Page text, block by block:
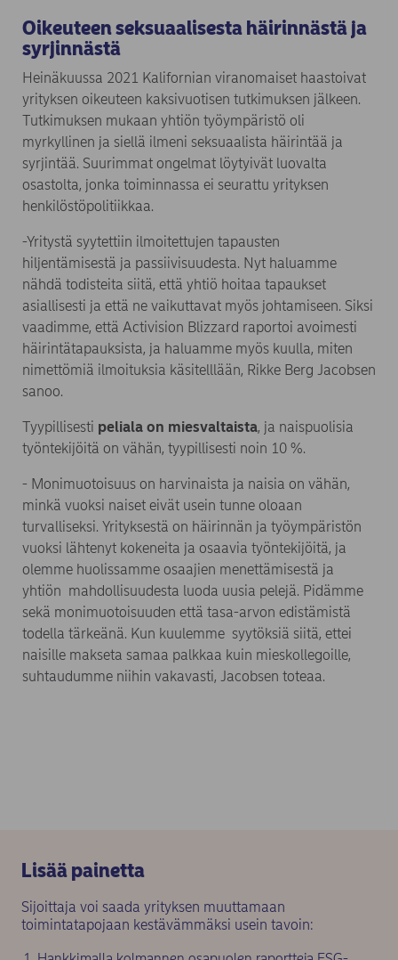
Oikeuteen seksuaalisesta häirinnästä ja
syrjinnästä
Heinäkuussa 2021 Kalifornian viranomaiset haastoivat
yrityksen oikeuteen kaksivuotisen tutkimuksen jälkeen.
Tutkimuksen mukaan yhtiön työympäristö oli
myrkyllinen ja siellä ilmeni seksuaalista häirintää ja
syrjintää. Suurimmat ongelmat löytyivät luovalta
osastolta, jonka toiminnassa ei seurattu yrityksen
henkilöstöpolitiikkaa.
-Yritystä syytettiin ilmoitettujen tapausten
hiljentämisestä ja passiivisuudesta. Nyt haluamme
nähdä todisteita siitä, että yhtiö hoitaa tapaukset
asiallisesti ja että ne vaikuttavat myös johtamiseen. Siksi
vaadimme, että Activision Blizzard raportoi avoimesti
häirintätapauksista, ja haluamme myös kuulla, miten
nimettömiä ilmoituksia käsitelllään, Rikke Berg Jacobsen
sanoo.
Tyypillisesti peliala on miesvaltaista, ja naispuolisia
työntekijöitä on vähän, tyypillisesti noin 10 %.
- Monimuotoisuus on harvinaista ja naisia ​​on vähän,
minkä vuoksi naiset eivät usein tunne oloaan
turvalliseksi. Yrityksestä on häirinnän ja työympäristön
vuoksi lähtenyt kokeneita ja osaavia työntekijöitä, ja
olemme huolissamme osaajien menettämisestä ja
yhtiön mahdollisuudesta luoda uusia pelejä. Pidämme
sekä monimuotoisuuden että tasa-arvon edistämistä
todella tärkeänä. Kun kuulemme syytöksiä siitä, ettei
naisille makseta samaa palkkaa kuin mieskollegoille,
suhtaudumme niihin vakavasti, Jacobsen toteaa.
Lisää painetta
Sijoittaja voi saada yrityksen muuttamaan
toimintatapojaan kestävämmäksi usein tavoin: